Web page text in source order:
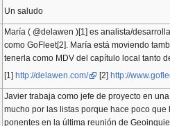
Un saludo
María ( @delawen )[1] es analista/
como GoFleet[2]. María está moviendo
tenerla como MDV del capítulo local tanto
[1] http://delawen.com/ [2] http://
Javier trabaja como jefe de proyecto en
mucho por las listas porque hace poco
ponentes en la última reunión de